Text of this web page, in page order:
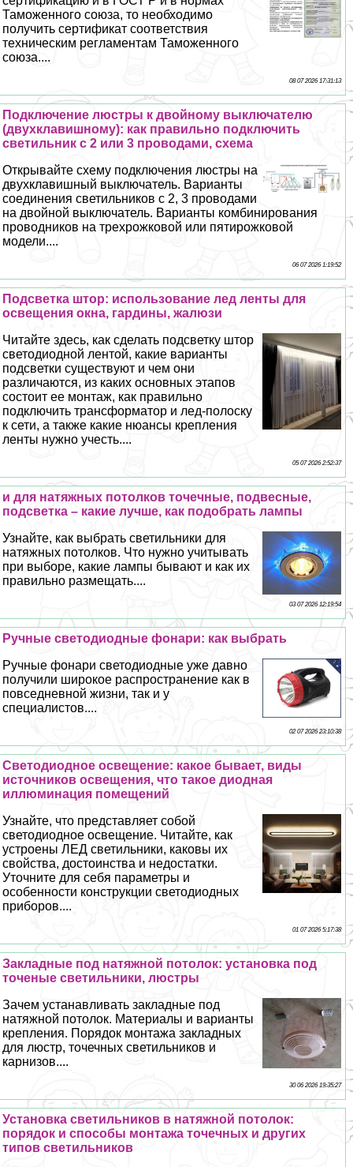
Таможенного союза, то необходимо
получить сертификат соответствия
техническим регламентам Таможенного
союза....
08 07 2026 17:31:13
Подключение люстры к двойному выключателю
(двухклавишному): как правильно подключить
светильник с 2 или 3 проводами, схема
Открывайте схему подключения люстры на
двухклавишный выключатель. Варианты
соединения светильников с 2, 3 проводами
на двойной выключатель. Варианты комбинирования
проводников на трехрожковой или пятирожковой
модели....
06 07 2026 1:19:52
Подсветка штор: использование лед ленты для
освещения окна, гардины, жалюзи
Читайте здесь, как сделать подсветку штор
светодиодной лентой, какие варианты
подсветки существуют и чем они
различаются, из каких основных этапов
состоит ее монтаж, как правильно
подключить трaнcформатор и лед-полоску
к сети, а также какие нюансы крепления
ленты нужно учесть....
05 07 2026 2:52:37
и для натяжных потолков точечные, подвесные,
подсветка – какие лучше, как подобрать лампы
Узнайте, как выбрать светильники для
натяжных потолков. Что нужно учитывать
при выборе, какие лампы бывают и как их
правильно размещать....
03 07 2026 12:19:54
Ручные светодиодные фонари: как выбрать
Ручные фонари светодиодные уже давно
получили широкое распространение как в
повседневной жизни, так и у
специалистов....
02 07 2026 23:10:38
Светодиодное освещение: какое бывает, виды
источников освещения, что такое диодная
иллюминация помещений
Узнайте, что представляет собой
светодиодное освещение. Читайте, как
устроены ЛЕД светильники, каковы их
свойства, достоинства и недостатки.
Уточните для себя параметры и
особенности конструкции светодиодных
приборов....
01 07 2026 5:17:38
Закладные под натяжной потолок: установка под
точеные светильники, люстры
Зачем устанавливать закладные под
натяжной потолок. Материалы и варианты
крепления. Порядок монтажа закладных
для люстр, точечных светильников и
карнизов....
30 06 2026 19:35:27
Установка светильников в натяжной потолок:
порядок и способы монтажа точечных и других
типов светильников